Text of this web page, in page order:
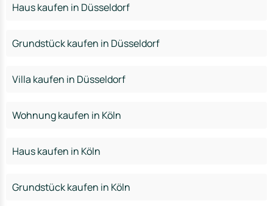
Haus kaufen in Düsseldorf
Grundstück kaufen in Düsseldorf
Villa kaufen in Düsseldorf
Wohnung kaufen in Köln
Haus kaufen in Köln
Grundstück kaufen in Köln